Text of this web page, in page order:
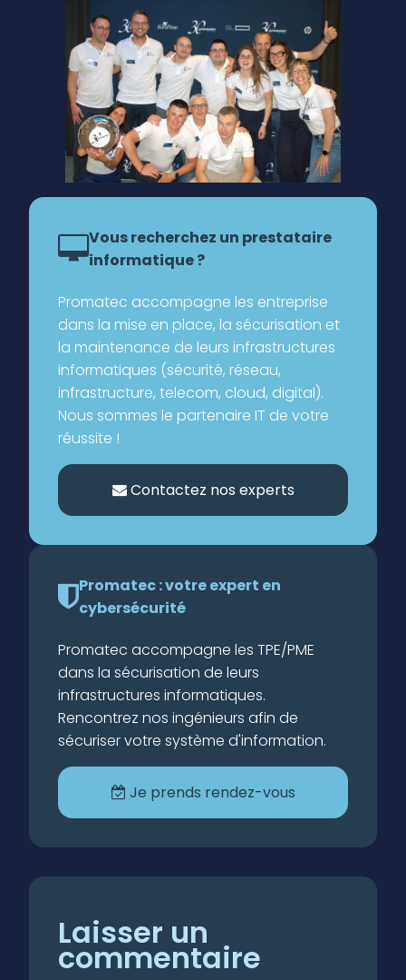
Vous recherchez un prestataire
informatique ?
Promatec accompagne les entreprise
dans la mise en place, la sécurisation et
la maintenance de leurs infrastructures
informatiques (sécurité, réseau,
infrastructure, telecom, cloud, digital).
Nous sommes le partenaire IT de votre
réussite !
Contactez nos experts
Promatec : votre expert en
cybersécurité
Promatec accompagne les TPE/PME
dans la sécurisation de leurs
infrastructures informatiques.
Rencontrez nos ingénieurs afin de
sécuriser votre système d'information.
Je prends rendez-vous
Laisser un
commentaire